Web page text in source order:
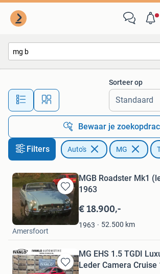
Alle afstanden…
Sorteer op
Bewaar je
Filters Auto's MG
Bewaren
in
Mijn
Favorieten
MGB Roadster Mk1
1963
€ 18.900,-
1963 52.500 km
Freek
Amersfoort
Bewaren
MG EHS 1.5 TGDI
Leder Camera Cruise